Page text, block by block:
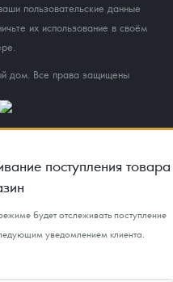
пользовательские данные
их использование в своём
дом. Все права защищены
поступления товара
будет отслеживать поступление
уведомлением клиента.